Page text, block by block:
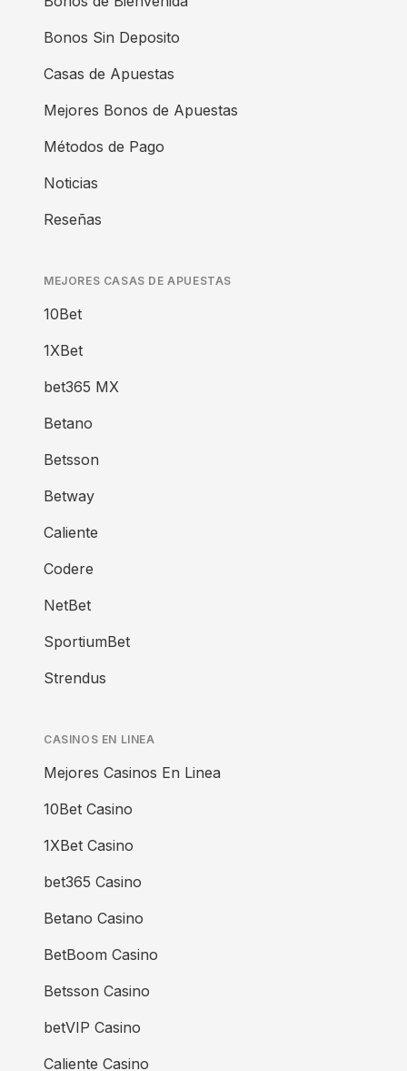
Bonos Sin Deposito
Casas de Apuestas
Mejores Bonos de Apuestas
Métodos de Pago
Noticias
Reseñas
MEJORES CASAS DE APUESTAS
10Bet
1XBet
bet365 MX
Betano
Betsson
Betway
Caliente
Codere
NetBet
SportiumBet
Strendus
CASINOS EN LINEA
Mejores Casinos En Linea
10Bet Casino
1XBet Casino
bet365 Casino
Betano Casino
BetBoom Casino
Betsson Casino
betVIP Casino
Caliente Casino